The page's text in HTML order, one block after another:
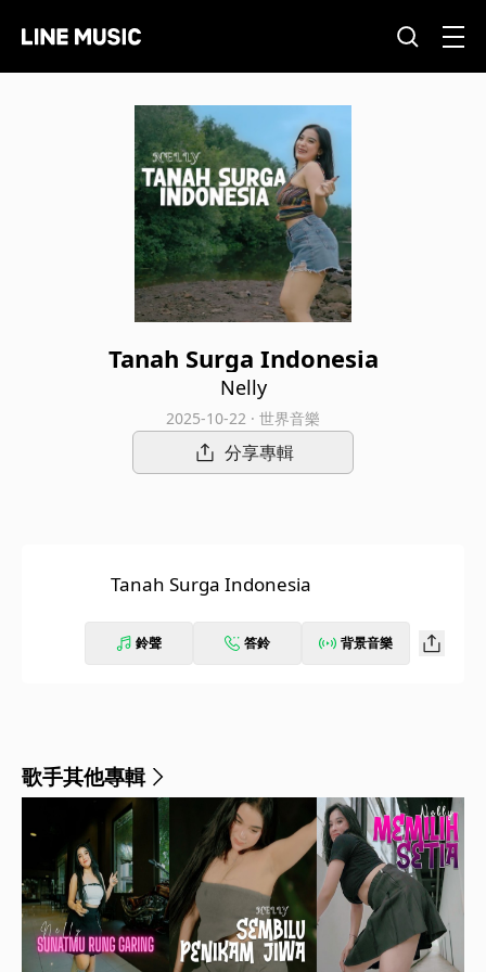
Tanah Surga Indonesia
Nelly
2025-10-22 · 世界音樂
分享專輯
Tanah Surga Indonesia
鈴聲 答鈴 背景音樂
歌手其他專輯